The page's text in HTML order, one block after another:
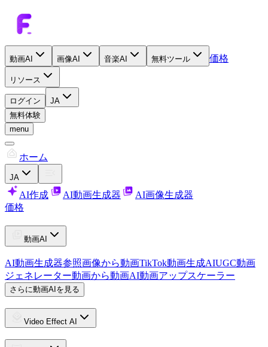
動画AI 画像AI 音楽AI 無料ツール 価格
リソース
ログイン
JA
無料体験
menu
ホーム
JA
AI作成 AI動画生成器
AI画像生成器
価格
動画AI
AI動画生成器参照画像から動画TikTok動画生成AIUGC動画
ジェネレーター動画から動画AI動画アップスケーラー
さらに動画AIを見る
Video Effect AI